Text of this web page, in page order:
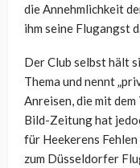
die Annehmlichkeit
ihm seine Flugangst
Der Club selbst hält
Thema und nennt
Anreisen, die mit
Bild-Zeitung hat
für Heekerens
zum Düsseldorfer